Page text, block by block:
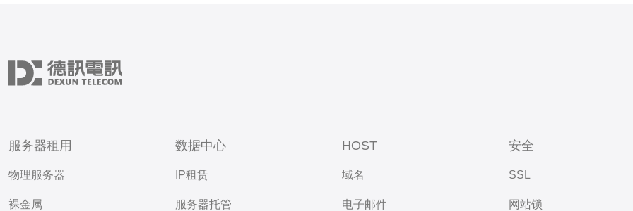
服务器租用
物理服务器
裸金属
数据中心
IP租赁
服务器托管
HOST
域名
电子邮件
安全
SSL
网站锁